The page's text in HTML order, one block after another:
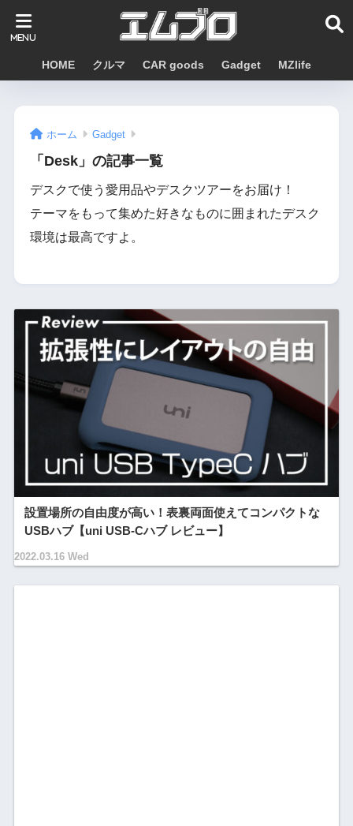
HOME クルマ CAR goods Gadget MZlife
ホーム Gadget
「Desk」の記事一覧
デスクで使う愛用品やデスクツアーをお届け！
テーマをもって集めた好きなものに囲まれたデスク
環境は最高ですよ。
2022.03.16 Wed
設置場所の自由度が高い！表裏両面使えてコンパクトな
USBハブ【uni USB-Cハブ レビュー】